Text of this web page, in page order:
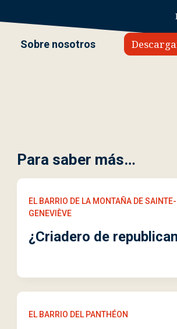
Sobre nosotros
Para saber más…
EL BARRIO DE LA MONTAÑA DE SAINTE-
GENEVIÈVE
¿Criadero de
EL BARRIO DEL PANTHÉON